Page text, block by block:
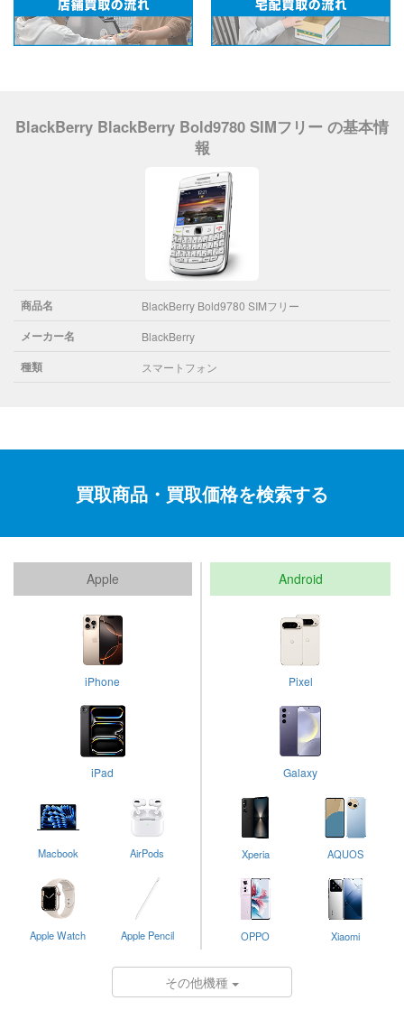
BlackBerry BlackBerry Bold9780 SIMフリー の基本情
報
商品名 BlackBerry Bold9780 SIMフリー
メーカー名 BlackBerry
種類 スマートフォン
買取商品・買取価格を検索する
Apple
iPhone
iPad
Macbook AirPods
Apple Watch Apple Pencil
Android
Pixel
Galaxy
Xperia AQUOS
OPPO Xiaomi
その他機種